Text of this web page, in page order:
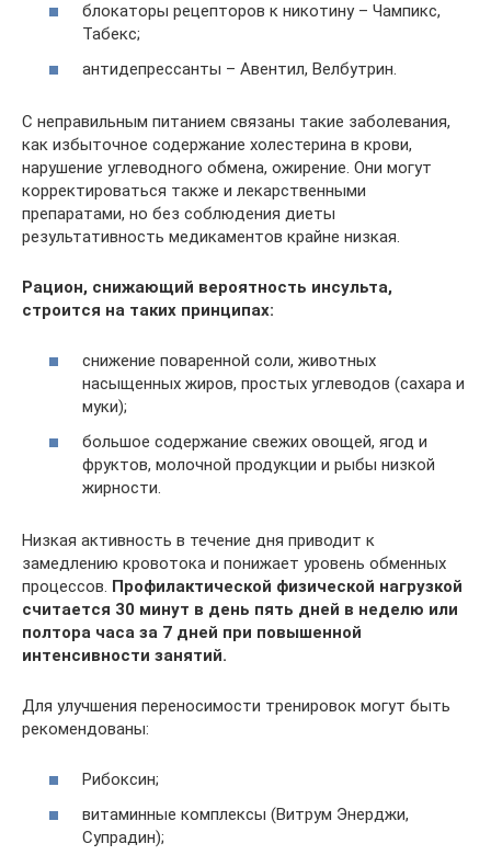
блокаторы рецепторов к никотину – Чампикс,
Табекс;
антидепрессанты – Авентил, Велбутрин.
С неправильным питанием связаны такие заболевания,
как избыточное содержание холестерина в крови,
нарушение углеводного обмена, ожирение. Они могут
корректироваться также и лекарственными
препаратами, но без соблюдения диеты
результативность медикаментов крайне низкая.
Рацион, снижающий вероятность инсульта,
строится на таких принципах:
снижение поваренной соли, животных
насыщенных жиров, простых углеводов (сахара и
муки);
большое содержание свежих овощей, ягод и
фруктов, молочной продукции и рыбы низкой
жирности.
Низкая активность в течение дня приводит к
замедлению кровотока и понижает уровень обменных
процессов. Профилактической физической нагрузкой
считается 30 минут в день пять дней в неделю или
полтора часа за 7 дней при повышенной
интенсивности занятий.
Для улучшения переносимости тренировок могут быть
рекомендованы:
Рибоксин;
витаминные комплексы (Витрум Энерджи,
Супрадин);